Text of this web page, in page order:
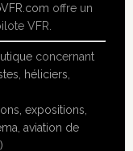
offre un
VFR.
concernant
héliciers,
expositions,
aviation de